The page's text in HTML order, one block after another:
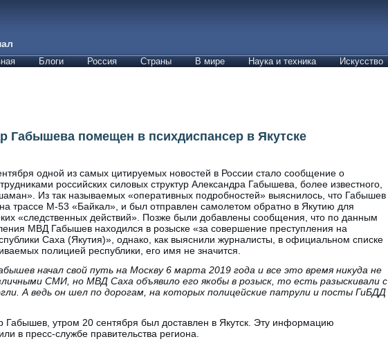
Блоги Россия Страны В мире Наука и техника Искусство
Габышева помещен в психдиспансер в Якутске
одной из самых цитируемых новостей в России стало сообщение о
российских силовых структур Александра Габышева, более известного,
Из так называемых «оперативных подробностей» выяснилось, что Габышев
трассе М-53 «Байкал», и был отправлен самолетом обратно в Якутию для
«следственных действий». Позже были добавлены сообщения, что по данным
МВД Габышев находился в розыске «за совершение преступления на
Саха (Якутия)», однако, как выяснили журналисты, в официальном списке
полицией республики, его имя не значится.
начал свой путь на Москву 6 марта 2019 года и все это время никуда не
СМИ, но МВД Саха объявило его якобы в розыск, то есть разыскивали с
А ведь он шел по дорогам, на которых полицейские патрули и посты ГиБДД
утром 20 сентября был доставлен в Якутск. Эту информацию
в пресс-службе правительства региона.